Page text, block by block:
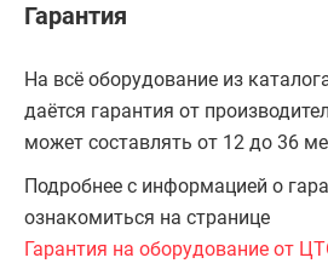
Гарантия
На всё оборудование из
даётся гарантия от
может составлять от 12 до 36
Подробнее с информацией о
ознакомиться на странице
Гарантия на оборудование от